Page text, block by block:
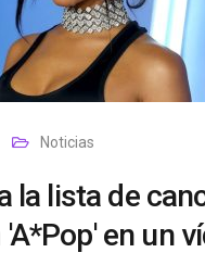
Noticias
la lista de
en un